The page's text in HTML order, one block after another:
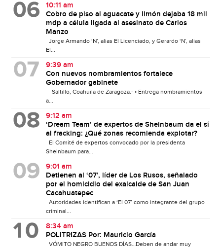
10:11 am
Cobro de piso al aguacate y limón dejaba 18 mil
mdp a célula ligada al asesinato de Carlos
Manzo
Jorge Armando ‘N’, alias El Licenciado, y Gerardo ‘N’, alias
El...
9:39 am
Con nuevos nombramientos fortalece
Gobernador gabinete
Saltillo, Coahuila de Zaragoza.- • Entrega nombramientos
a...
9:12 am
‘Dream Team’ de expertos de Sheinbaum da el sí
al fracking: ¿Qué zonas recomienda explotar?
El Comité de expertos convocado por la presidenta
Sheinbaum para...
9:01 am
Detienen al ‘07′, líder de Los Rusos, señalado
por el homicidio del exalcalde de San Juan
Cacahuatepec
Autoridades identifican a ‘El 07’ como integrante del grupo
criminal...
8:34 am
POLITRIZAS Por: Mauricio García
VÓMITO NEGRO BUENOS DÍAS…Deben de andar muy